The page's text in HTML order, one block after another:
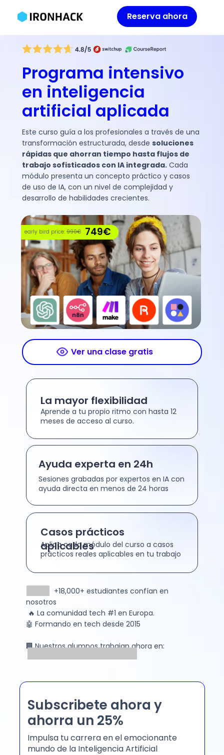
Reserva ahora
Subscribete ahora y
ahorra un 25%
Impulsa tu carrera en el emocionante
mundo de la Inteligencia Artificial
Programa intensivo
en inteligencia
artificial aplicada
Este curso guía a los profesionales a través de una
transformación estructurada, desde soluciones
rápidas que ahorran tiempo hasta flujos de
trabajo sofisticados con IA integrada. Cada
módulo presenta un concepto práctico y casos
de uso de IA, con un nivel de complejidad y
desarrollo de habilidades crecientes.
749€
early bird price: 990€
Ver una clase gratis
Ayuda experta en 24h
Casos prácticos
aplicables
La mayor flexibilidad
Sesiones grabadas por expertos en IA con
ayuda directa en menos de 24 horas
Aplica cada módulo del curso a casos
prácticos reales aplicables en tu trabajo
Aprende a tu propio ritmo con hasta 12
meses de acceso al curso.
+18,000+ estudiantes confían en
nosotros
🔥 La comunidad tech #1 en Europa.
🤖 Formando en tech desde 2015
🏢 Nuestros alumnos trabajan ahora en: